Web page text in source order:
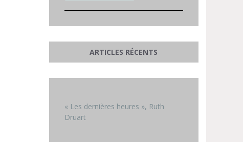
ARTICLES RÉCENTS
« Les dernières heures », Ruth
Druart